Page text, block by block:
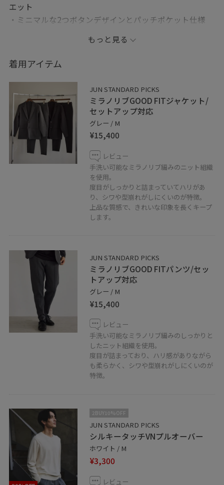
エット
・ミニマルな2つボタンデザインとパッチポケット仕様
・スッキリしたシルエットながら、ストレッチ性や軽量
な素材でリラックスして着用可能
もっと見る
着用アイテム
JUN STANDARD PICKS
ミラノリブGOOD FITジャケット/
セットアップ対応
グレー / M
¥15,400
レビュー
手洗い可能なミラノリブ編みのニット組織
を使用。
度目がしっかりと詰まっていてハリがあ
り、シワや型崩れがしにくいのが特徴。
上品な質感で、きれいな印象を長くキープ
します。
JUN STANDARD PICKS
ミラノリブGOOD FITパンツ/セッ
トアップ対応
グレー / M
¥15,400
レビュー
手洗い可能なミラノリブ編みのしっかりと
したニット組織を使用。
度目が詰まっており、ハリ感がありながら
も柔らかく、シワや型崩れがしにくいのが
特徴。
2BUY10%OFF
JUN STANDARD PICKS
シルキータッチVNプルオーバー
ホワイト / M
¥3,300
レビュー